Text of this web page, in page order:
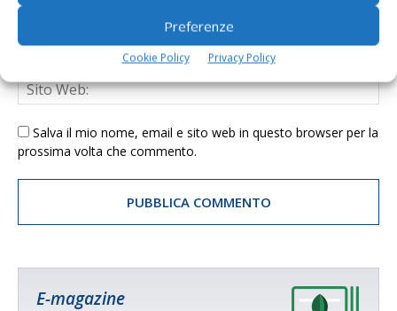
Preferenze
Cookie Policy Privacy Policy
Salva il mio nome, email e sito web in questo browser per la
prossima volta che commento.
E-magazine